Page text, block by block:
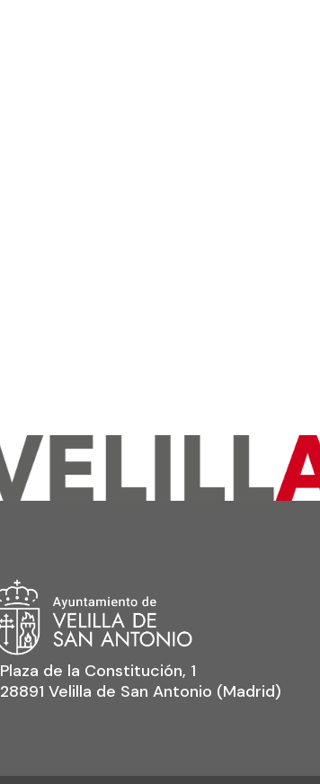
Plaza de la Constitución, 1
28891 Velilla de San Antonio (Madrid)